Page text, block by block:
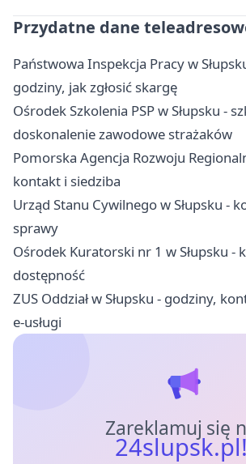
Przydatne dane
Państwowa Inspekcja Pracy w
godziny, jak zgłosić skargę
Ośrodek Szkolenia PSP w Słupsku -
doskonalenie zawodowe strażaków
Pomorska Agencja Rozwoju
kontakt i siedziba
Urząd Stanu Cywilnego w Słupsku -
sprawy
Ośrodek Kuratorski nr 1 w Słupsku -
dostępność
ZUS Oddział w Słupsku - godziny,
e-usługi
Zareklamuj się
24slupsk.pl!